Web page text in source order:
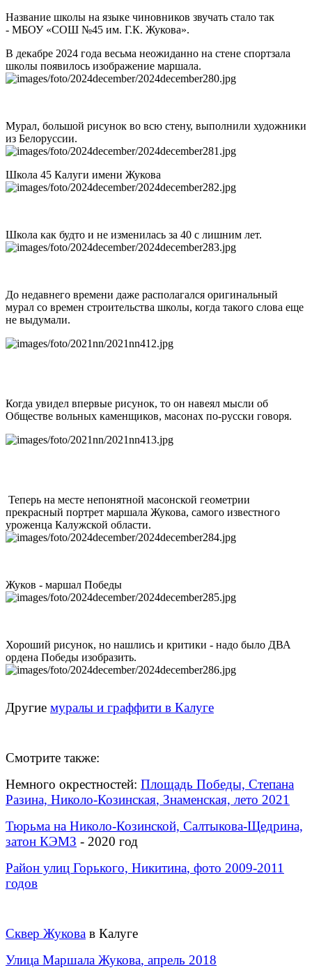
Название школы на языке чиновников звучать стало так
- МБОУ «СОШ №45 им. Г.К. Жукова».
В декабре 2024 года весьма неожиданно на стене спортзала
школы появилось изображение маршала.
Мурал, большой рисунок во всю стену, выполнили художники
из Белоруссии.
Школа 45 Калуги имени Жукова
Школа как будто и не изменилась за 40 с лишним лет.
До недавнего времени даже располагался оригинальный
мурал со времен строительства школы, когда такого слова еще
не выдумали.
Когда увидел впервые рисунок, то он навеял мысли об
Обществе вольных каменщиков, масонах по-русски говоря.
Теперь на месте непонятной масонской геометрии
прекрасный портрет маршала Жукова, самого известного
уроженца Калужской области.
Жуков - маршал Победы
Хороший рисунок, но нашлись и критики - надо было ДВА
ордена Победы изобразить.
Другие муралы и граффити в Калуге
Смотрите также:
Немного окрестностей: Площадь Победы, Степана
Разина, Николо-Козинская, Знаменская, лето 2021
Тюрьма на Николо-Козинской, Салтыкова-Щедрина,
затон КЭМЗ - 2020 год
Район улиц Горького, Никитина, фото 2009-2011
годов
Сквер Жукова в Калуге
Улица Маршала Жукова, апрель 2018